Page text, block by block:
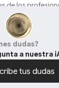
de los
dudas?
a nuestra
tus dudas